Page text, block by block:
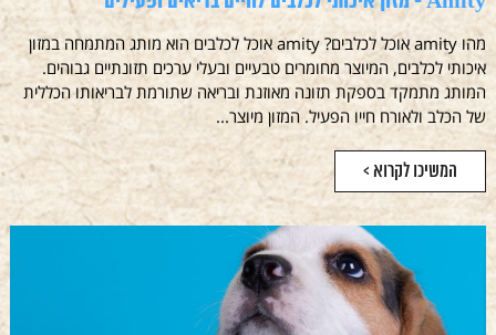
מהו amity אוכל לכלבים? amity אוכל לכלבים הוא מותג המתמחה במזון
איכותי לכלבים, המיוצר מחומרים טבעיים ובעלי ערכים תזונתיים גבוהים.
המותג מתמקד בספקת תזונה מאוזנת ובריאה שתורמת לבריאותו הכללית
של הכלב ולאורח חייו הפעיל. המזון מיוצר...
המשיכו לקרוא >